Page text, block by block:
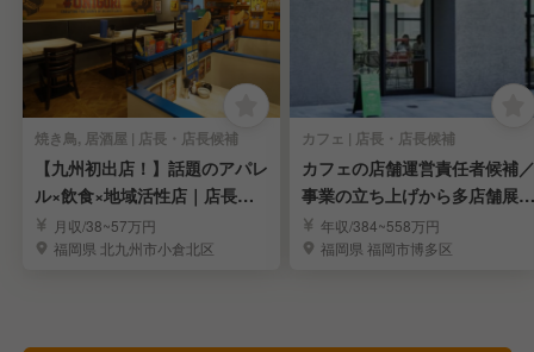
焼き鳥, 居酒屋 | 店長・店長候補
【九州初出店！】話題のアパレ
ル×飲食×地域活性店｜店長・
店長候補求む
月収/38~57万円
福岡県 北九州市小倉北区
カフェ | 店長・店長候補
カフェの店舗運営責任者候補／
事業の立ち上げから多店舗展開
まで担う
年収/384~558万円
福岡県 福岡市博多区